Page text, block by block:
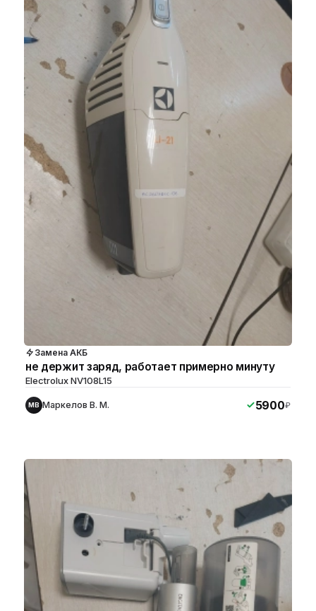
Замена АКБ
не держит заряд, работает примерно минуту
Electrolux NV108L15
МВ Маркелов В. М. 5900₽